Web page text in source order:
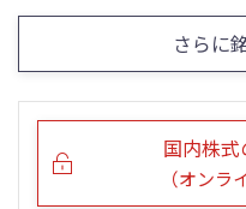
13週移動平均
0
1,000
5ヶ月移動平均
0
さらに
国内株
（オンラ